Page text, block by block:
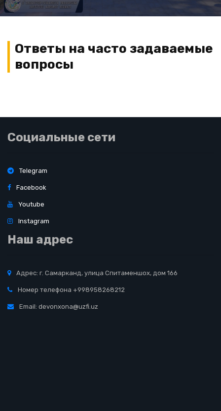
Ответы на часто задаваемые
вопросы
Социальные сети
Telegram
Facebook
Youtube
Instagram
Наш адрес
Адрес: г. Самарканд, улица Спитаменшох, дом 166
Номер телефона +998958268212
Email: devonxona@uzfi.uz